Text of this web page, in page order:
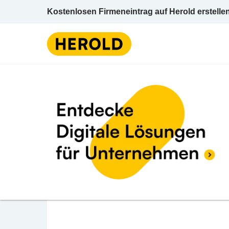
Kostenlosen Firmeneintrag auf Herold
BEWERTUNG ABGEBEN
Sucic Miroslav
Esterhazygasse 6 7321 Raiding
Solaranlagen